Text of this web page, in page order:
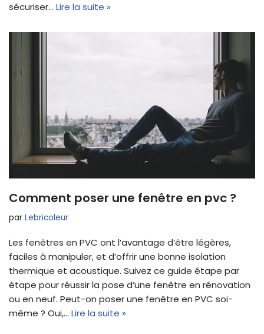
sécuriser… Lire la suite »
Comment poser une fenêtre en pvc ?
par Lebricoleur
Les fenêtres en PVC ont l’avantage d’être légères,
faciles à manipuler, et d’offrir une bonne isolation
thermique et acoustique. Suivez ce guide étape par
étape pour réussir la pose d’une fenêtre en rénovation
ou en neuf. Peut-on poser une fenêtre en PVC soi-
même ? Oui,… Lire la suite »